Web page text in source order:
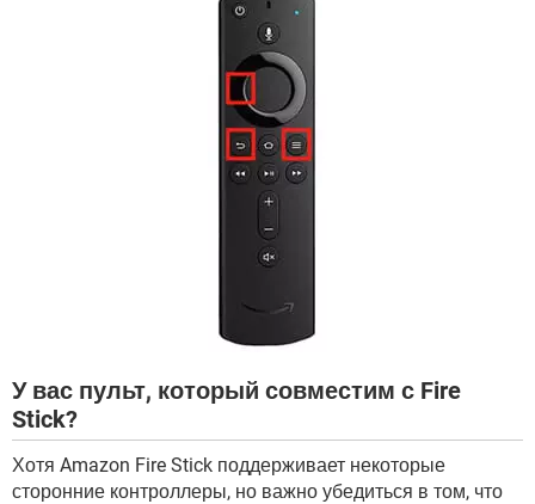
У вас пульт, который совместим с Fire
Stick?
Хотя Amazon Fire Stick поддерживает некоторые
сторонние контроллеры, но важно убедиться в том, что